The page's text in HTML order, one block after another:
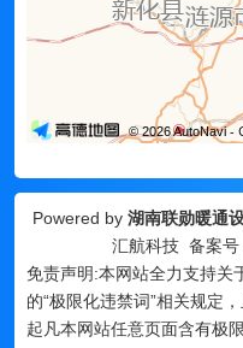
Powered by 湖南联勋暖通
汇航科技 备案号
免责声明:本网站全力支持关
的“极限化违禁词”相关规定
起凡本网站任意页面含有极